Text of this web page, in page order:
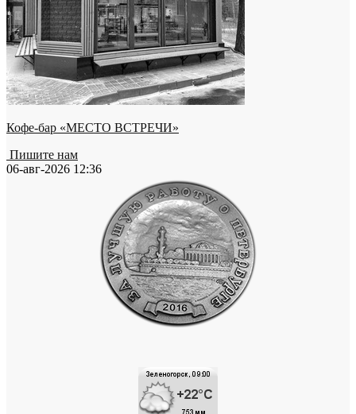
Кофе-бар «МЕСТО ВСТРЕЧИ»
Пишите нам
06-авг-2026 12:36